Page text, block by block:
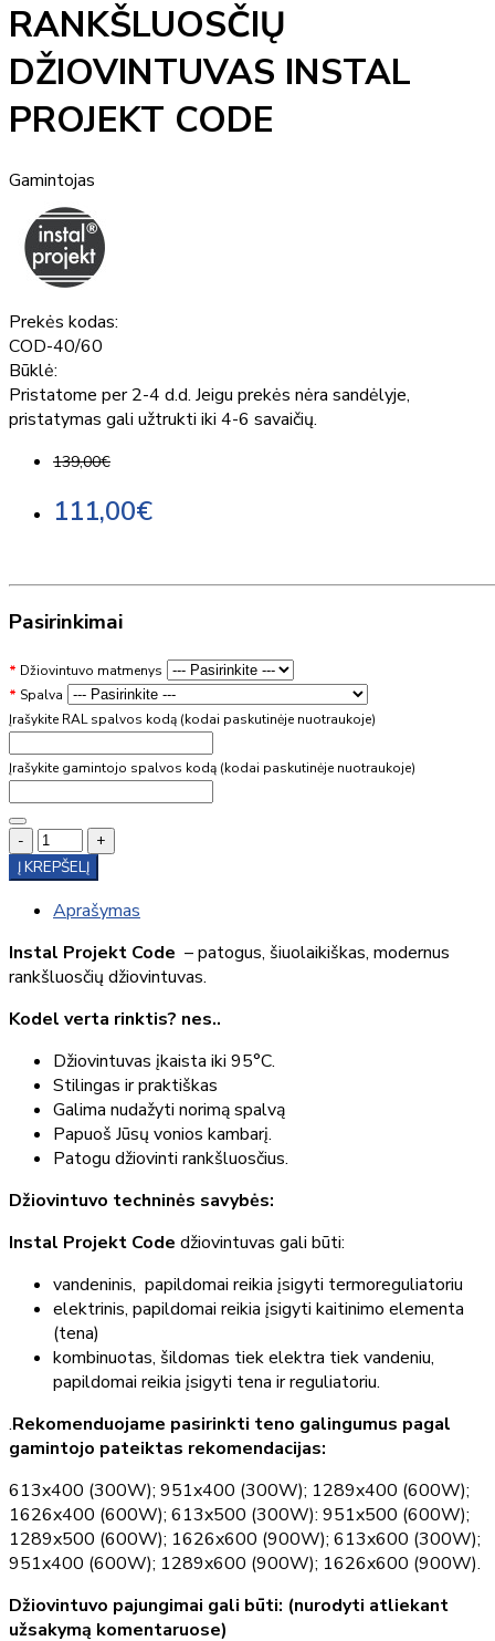
RANKŠLUOSČIŲ
DŽIOVINTUVAS INSTAL
PROJEKT CODE
Gamintojas
Prekės kodas:
COD-40/60
Būklė:
Pristatome per 2-4 d.d. Jeigu prekės nėra sandėlyje,
pristatymas gali užtrukti iki 4-6 savaičių.
139,00€
111,00€
Pasirinkimai
Džiovintuvo matmenys
Spalva
Įrašykite RAL spalvos kodą (kodai paskutinėje nuotraukoje)
Įrašykite gamintojo spalvos kodą (kodai paskutinėje nuotraukoje)
-
+
Į KREPŠELĮ
Aprašymas
Instal Projekt Code – patogus, šiuolaikiškas, modernus
rankšluosčių džiovintuvas.
Kodel verta rinktis? nes..
Džiovintuvas įkaista iki 95°C.
Stilingas ir praktiškas
Galima nudažyti norimą spalvą
Papuoš Jūsų vonios kambarį.
Patogu džiovinti rankšluosčius.
Džiovintuvo techninės savybės:
Instal Projekt Code džiovintuvas gali būti:
vandeninis, papildomai reikia įsigyti termoreguliatoriu
elektrinis, papildomai reikia įsigyti kaitinimo elementa
(tena)
kombinuotas, šildomas tiek elektra tiek vandeniu,
papildomai reikia įsigyti tena ir reguliatoriu.
.Rekomenduojame pasirinkti teno galingumus pagal
gamintojo pateiktas rekomendacijas:
613x400 (300W); 951x400 (300W); 1289x400 (600W);
1626x400 (600W); 613x500 (300W): 951x500 (600W);
1289x500 (600W); 1626x600 (900W); 613x600 (300W);
951x400 (600W); 1289x600 (900W); 1626x600 (900W).
Džiovintuvo pajungimai gali būti: (nurodyti atliekant
užsakymą komentaruose)